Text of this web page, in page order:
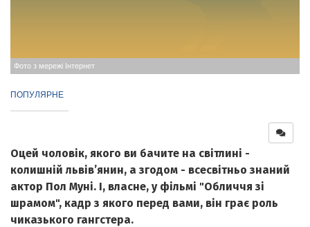
Фото з мережі Інтернет
ПОПУЛЯРНЕ
Оцей чоловік, якого ви бачите на світлині -
колишній львів’янин, а згодом - всесвітньо знаний
актор Пол Муні. І, власне, у фільмі "Обличчя зі
шрамом", кадр з якого перед вами, він грає роль
чиказького гангстера.